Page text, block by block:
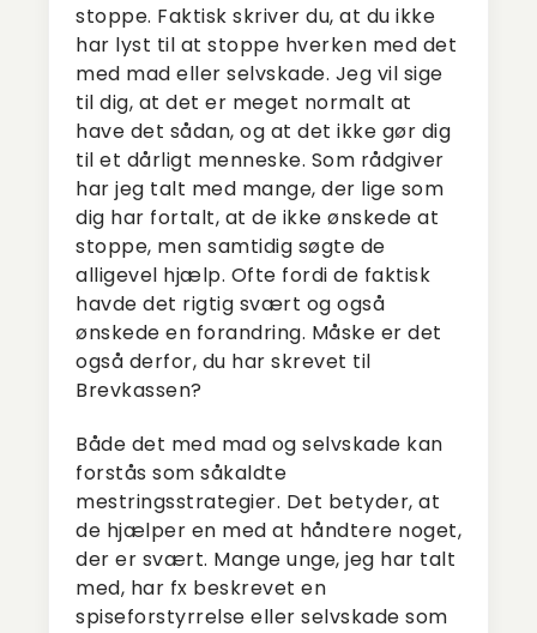
stoppe. Faktisk skriver du, at du ikke
har lyst til at stoppe hverken med det
med mad eller selvskade. Jeg vil sige
til dig, at det er meget normalt at
have det sådan, og at det ikke gør dig
til et dårligt menneske. Som rådgiver
har jeg talt med mange, der lige som
dig har fortalt, at de ikke ønskede at
stoppe, men samtidig søgte de
alligevel hjælp. Ofte fordi de faktisk
havde det rigtig svært og også
ønskede en forandring. Måske er det
også derfor, du har skrevet til
Brevkassen?
Både det med mad og selvskade kan
forstås som såkaldte
mestringsstrategier. Det betyder, at
de hjælper en med at håndtere noget,
der er svært. Mange unge, jeg har talt
med, har fx beskrevet en
spiseforstyrrelse eller selvskade som